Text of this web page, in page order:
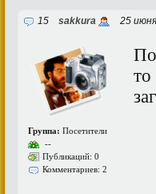
15 sakkura 25
Группа: Посетители
--
Публикаций: 0
Комментариев: 2
то